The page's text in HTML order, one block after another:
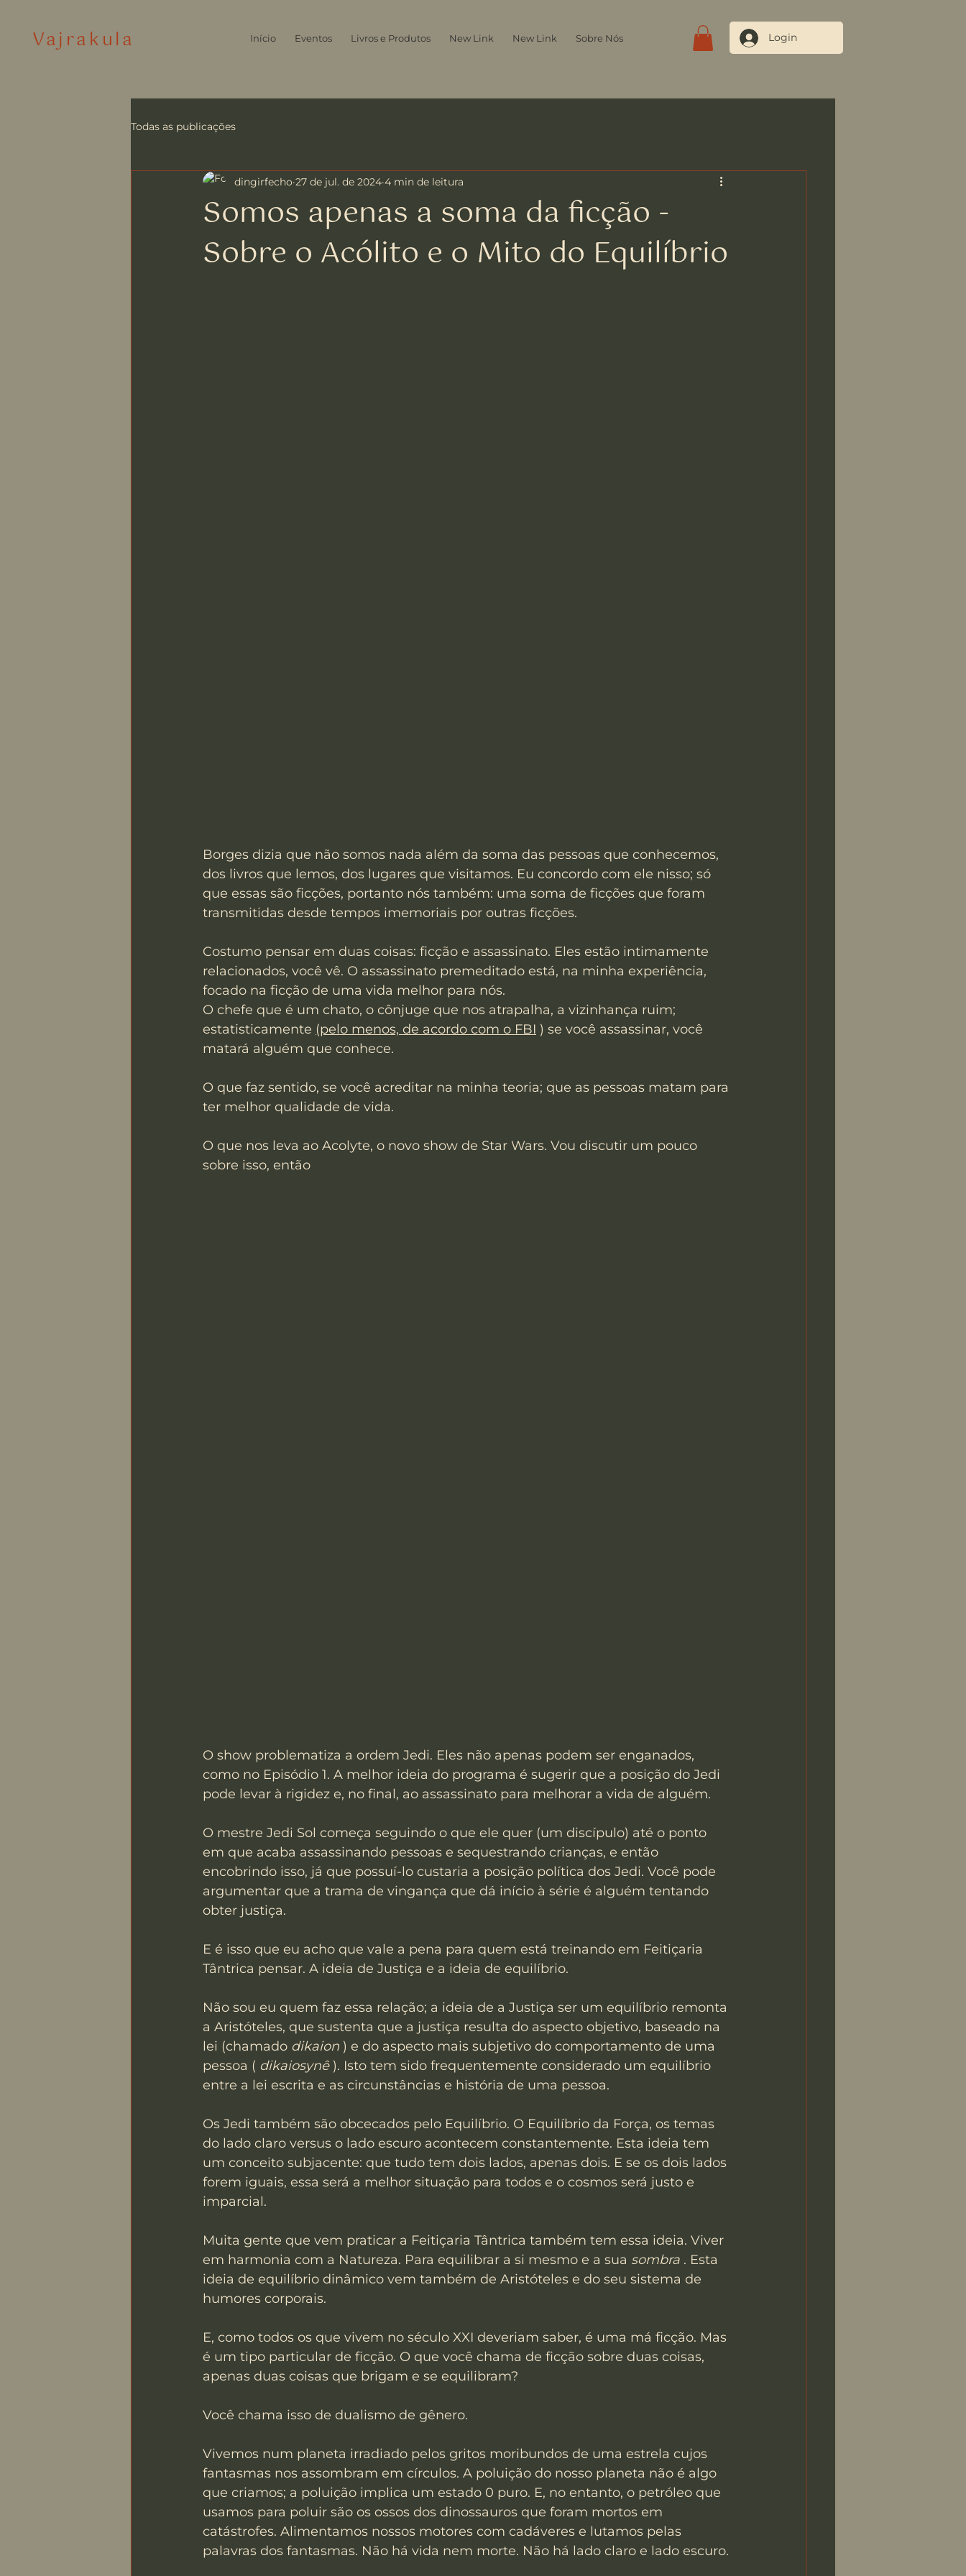
Vajrakula Início Eventos Livros e Produtos New Link New Link Sobre Nós Contate-nos Login
Todas as publicações
Somos apenas a soma da ficção -
Sobre o Acólito e o Mito do Equilíbrio
dingirfecho 27 de jul. de 2024 4 min de leitura
Borges dizia que não somos nada além da soma das pessoas que conhecemos,
dos livros que lemos, dos lugares que visitamos. Eu concordo com ele nisso; só
que essas são ficções, portanto nós também: uma soma de ficções que foram
transmitidas desde tempos imemoriais por outras ficções.
Costumo pensar em duas coisas: ficção e assassinato. Eles estão intimamente
relacionados, você vê. O assassinato premeditado está, na minha experiência,
focado na ficção de uma vida melhor para nós.
O chefe que é um chato, o cônjuge que nos atrapalha, a vizinhança ruim;
estatisticamente (pelo menos, de acordo com o FBI ) se você assassinar, você
matará alguém que conhece.
O que faz sentido, se você acreditar na minha teoria; que as pessoas matam para
ter melhor qualidade de vida.
O que nos leva ao Acolyte, o novo show de Star Wars. Vou discutir um pouco
sobre isso, então
O show problematiza a ordem Jedi. Eles não apenas podem ser enganados,
como no Episódio 1. A melhor ideia do programa é sugerir que a posição do Jedi
pode levar à rigidez e, no final, ao assassinato para melhorar a vida de alguém.
O mestre Jedi Sol começa seguindo o que ele quer (um discípulo) até o ponto
em que acaba assassinando pessoas e sequestrando crianças, e então
encobrindo isso, já que possuí-lo custaria a posição política dos Jedi. Você pode
argumentar que a trama de vingança que dá início à série é alguém tentando
obter justiça.
E é isso que eu acho que vale a pena para quem está treinando em Feitiçaria
Tântrica pensar. A ideia de Justiça e a ideia de equilíbrio.
Não sou eu quem faz essa relação; a ideia de a Justiça ser um equilíbrio remonta
a Aristóteles, que sustenta que a justiça resulta do aspecto objetivo, baseado na
lei (chamado dikaion ) e do aspecto mais subjetivo do comportamento de uma
pessoa ( dikaiosynê ). Isto tem sido frequentemente considerado um equilíbrio
entre a lei escrita e as circunstâncias e história de uma pessoa.
Os Jedi também são obcecados pelo Equilíbrio. O Equilíbrio da Força, os temas
do lado claro versus o lado escuro acontecem constantemente. Esta ideia tem
um conceito subjacente: que tudo tem dois lados, apenas dois. E se os dois lados
forem iguais, essa será a melhor situação para todos e o cosmos será justo e
imparcial.
Muita gente que vem praticar a Feitiçaria Tântrica também tem essa ideia. Viver
em harmonia com a Natureza. Para equilibrar a si mesmo e a sua sombra . Esta
ideia de equilíbrio dinâmico vem também de Aristóteles e do seu sistema de
humores corporais.
E, como todos os que vivem no século XXI deveriam saber, é uma má ficção. Mas
é um tipo particular de ficção. O que você chama de ficção sobre duas coisas,
apenas duas coisas que brigam e se equilibram?
Você chama isso de dualismo de gênero.
Vivemos num planeta irradiado pelos gritos moribundos de uma estrela cujos
fantasmas nos assombram em círculos. A poluição do nosso planeta não é algo
que criamos; a poluição implica um estado 0 puro. E, no entanto, o petróleo que
usamos para poluir são os ossos dos dinossauros que foram mortos em
catástrofes. Alimentamos nossos motores com cadáveres e lutamos pelas
palavras dos fantasmas. Não há vida nem morte. Não há lado claro e lado escuro.